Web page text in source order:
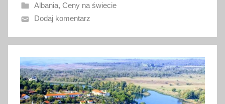
n
o
4
l
u
t
e
Albania, Ceny na świecie
Dodaj komentarz